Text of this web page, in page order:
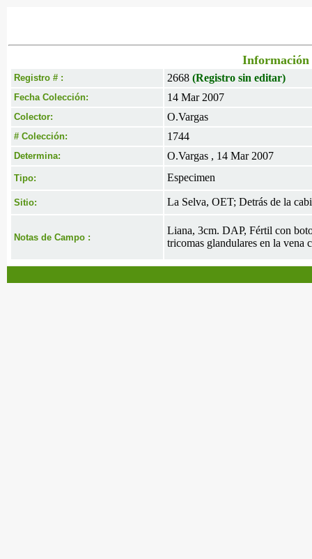
Información
Registro # : 2668 (Registro sin editar)
Fecha Colección: 14 Mar 2007
Colector: O.Vargas
# Colección: 1744
Determina: O.Vargas , 14 Mar 2007
Tipo: Especimen
Sitio: La Selva, OET; Detrás de la
Notas de Campo :
Liana, 3cm. DAP, Fértil con
tricomas glandulares en la vena